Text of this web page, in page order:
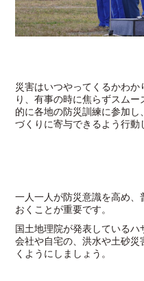
災害はいつやってくるかわか
り、有事の時に焦らずスム
的に各地の防災訓練に参加
づくりに寄与できるよう行動
一人一人が防災意識を高め
おくことが重要です。
国土地理院が発表しているハ
会社や自宅の、洪水や土砂
くようにしましょう。